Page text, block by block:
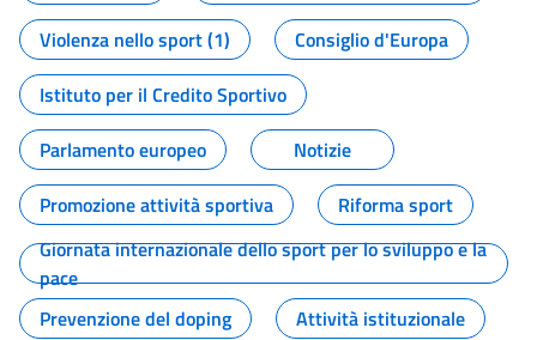
Violenza nello sport (1)
Consiglio d'Europa
Istituto per il Credito Sportivo
Parlamento europeo
Notizie
Promozione attività sportiva
Riforma sport
Giornata internazionale dello sport per lo sviluppo e la
pace
Prevenzione del doping
Attività istituzionale